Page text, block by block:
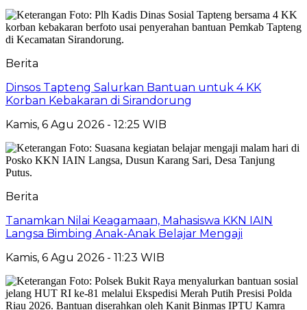
Berita
Dinsos Tapteng Salurkan Bantuan untuk 4 KK
Korban Kebakaran di Sirandorung
Kamis, 6 Agu 2026 - 12:25 WIB
Berita
Tanamkan Nilai Keagamaan, Mahasiswa KKN IAIN
Langsa Bimbing Anak-Anak Belajar Mengaji
Kamis, 6 Agu 2026 - 11:23 WIB